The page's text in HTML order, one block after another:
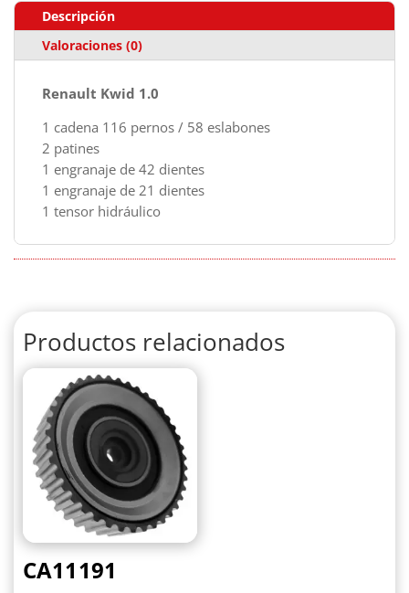
Descripción
Valoraciones (0)
Renault Kwid 1.0
1 cadena 116 pernos / 58 eslabones
2 patines
1 engranaje de 42 dientes
1 engranaje de 21 dientes
1 tensor hidráulico
Productos relacionados
CA11191